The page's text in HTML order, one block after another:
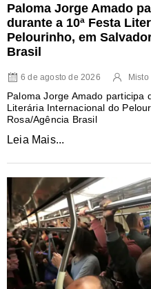
Paloma Jorge Amado
durante a 10ª Festa
Pelourinho, em
Brasil
6 de agosto de 2026 Misto
Paloma Jorge Amado participa
Literária Internacional do
Rosa/Agência Brasil
Leia Mais...